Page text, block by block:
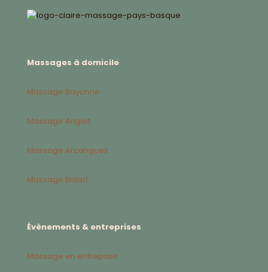
Massages à domicile
Massage Bayonne
Massage Anglet
Massage Arcangues
Massage Bidart
Évènements & entreprises
Massage en entreprise